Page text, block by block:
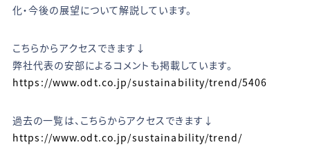
化・今後の展望について解説しています。
こちらからアクセスできます↓
弊社代表の安部によるコメントも掲載しています。
https://www.odt.co.jp/sustainability/trend/5406
過去の一覧は、こちらからアクセスできます↓
https://www.odt.co.jp/sustainability/trend/